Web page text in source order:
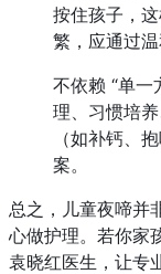
按住孩子，
繁，应通过
不依赖 “单一
理、习惯培
（如补钙、
案。
总之，儿童夜啼并
心做护理。若你家
袁晓红医生，让专